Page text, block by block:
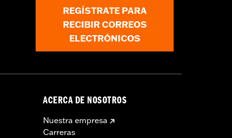
REGÍSTRATE PARA
RECIBIR CORREOS
ELECTRÓNICOS
ACERCA DE NOSOTROS
Nuestra empresa
Carreras